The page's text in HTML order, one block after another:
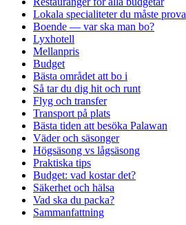
Lokala specialiteter du måste prova
Boende — var ska man bo?
Lyxhotell
Mellanpris
Budget
Bästa området att bo i
Så tar du dig hit och runt
Flyg och transfer
Transport på plats
Bästa tiden att besöka Palawan
Väder och säsonger
Högsäsong vs lågsäsong
Praktiska tips
Budget: vad kostar det?
Säkerhet och hälsa
Vad ska du packa?
Sammanfattning